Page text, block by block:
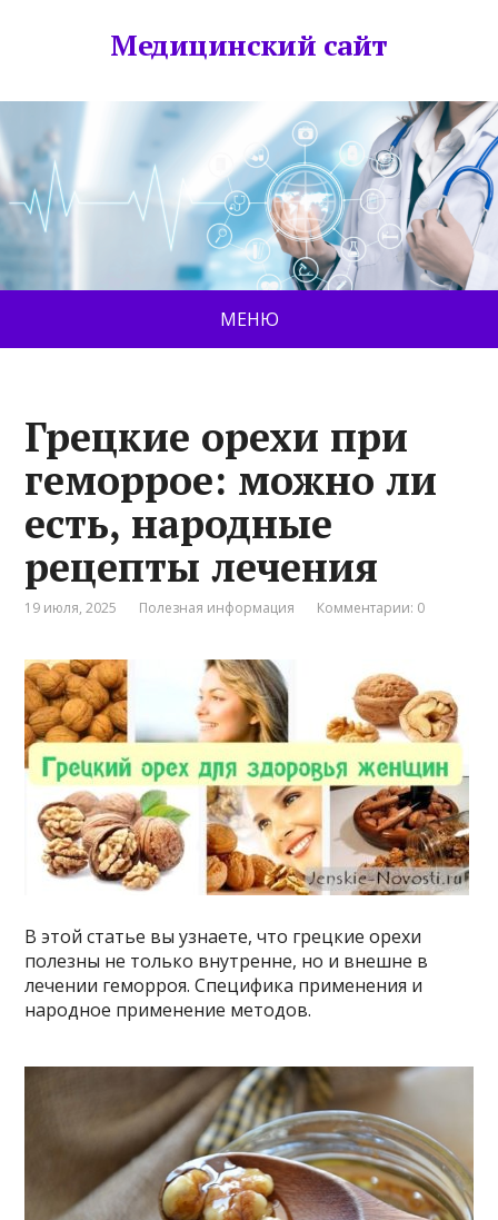
Медицинский сайт
МЕНЮ
Грецкие орехи при
геморрое: можно ли
есть, народные
рецепты лечения
19 июля, 2025 Полезная информация Комментарии: 0
В этой статье вы узнаете, что грецкие орехи
полезны не только внутренне, но и внешне в
лечении геморроя. Специфика применения и
народное применение методов.